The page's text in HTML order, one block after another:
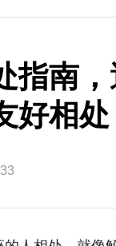
指南
好相处